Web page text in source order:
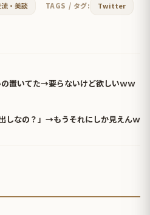
・美談 TAGS / タグ:
Twitter
置いてた→要らないけど欲しいｗｗ
しなの？」→もうそれにしか見えんｗ